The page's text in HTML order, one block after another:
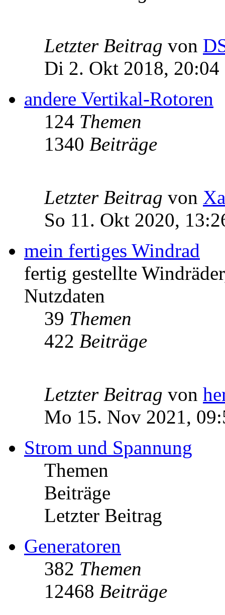
Letzter Beitrag von
Di 2. Okt 2018, 20:04
andere Vertikal-Rotoren
124 Themen
1340 Beiträge
Letzter Beitrag von
So 11. Okt 2020,
mein fertiges Windrad
fertig gestellte
Nutzdaten
39 Themen
422 Beiträge
Letzter Beitrag von
Mo 15. Nov 2021,
Strom und Spannung
Themen
Beiträge
Letzter Beitrag
Generatoren
382 Themen
12468 Beiträge